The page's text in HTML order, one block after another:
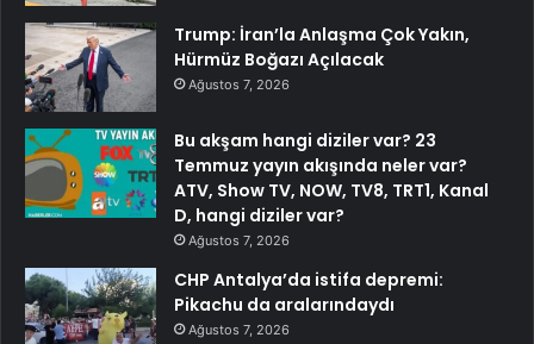
Trump: İran’la Anlaşma Çok Yakın,
Hürmüz Boğazı Açılacak
Ağustos 7, 2026
Bu akşam hangi diziler var? 23
Temmuz yayın akışında neler var?
ATV, Show TV, NOW, TV8, TRT1, Kanal
D, hangi diziler var?
Ağustos 7, 2026
CHP Antalya’da istifa depremi:
Pikachu da aralarındaydı
Ağustos 7, 2026